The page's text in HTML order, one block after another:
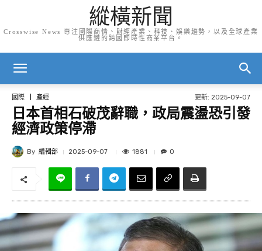
縱橫新聞
Crosswise News 專注國際商情、財經產業、科技、娛樂趨勢，以及全球產業
供應鏈的跨國即時性商業平台。
國際 產經 更新: 2025-09-07
日本首相石破茂辭職，政局震盪恐引發
經濟政策停滯
By 編輯部 2025-09-07 1881 0